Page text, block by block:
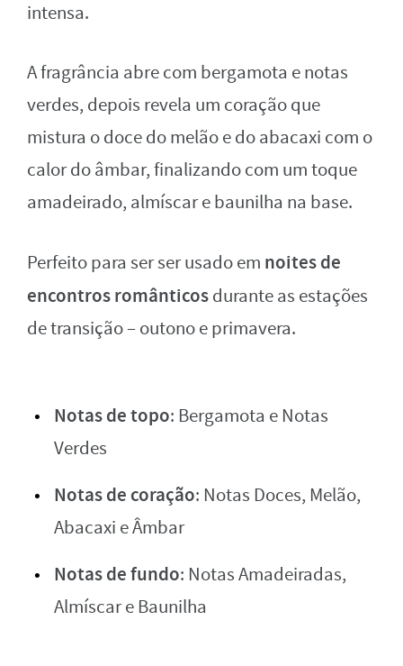
intensa.
A fragrância abre com bergamota e notas
verdes, depois revela um coração que
mistura o doce do melão e do abacaxi com o
calor do âmbar, finalizando com um toque
amadeirado, almíscar e baunilha na base.
Perfeito para ser ser usado em noites de
encontros românticosdurante as estações
de transição – outono e primavera.
Notas de topo: Bergamota e Notas
Verdes
Notas de coração: Notas Doces, Melão,
Abacaxi e Âmbar
Notas de fundo: Notas Amadeiradas,
Almíscar e Baunilha